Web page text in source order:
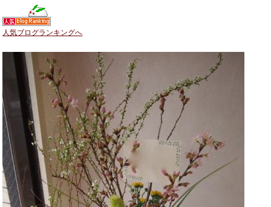
人気ブログランキングへ